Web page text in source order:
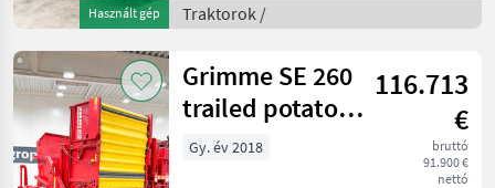
Használt gép
SF3000 AutoTrac, 1+2-Kreis-
Druckluftbremse, 5 DW-
Traktorok /
Grimme SE 260
trailed potato
harvester, C50
116.713
€
bruttó
91.900 €
nettó
Gy. év 2018